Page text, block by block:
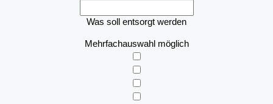
Was soll entsorgt werden
Mehrfachauswahl möglich